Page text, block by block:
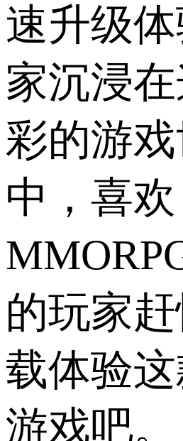
速升级
家沉浸
彩的游
中，喜欢
的玩家
载体验
游戏吧。